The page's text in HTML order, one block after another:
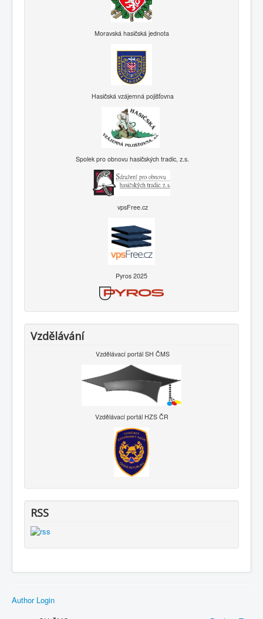
Moravská hasičská jednota
Hasičská vzájemná pojišťovna
Spolek pro obnovu hasičských tradic, z.s.
vpsFree.cz
Pyros 2025
Vzdělávání
Vzdělávací portál SH ČMS
Vzdělávací portál HZS ČR
RSS
Author Login